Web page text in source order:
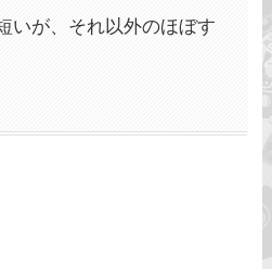
いが、それ以外のほぼす